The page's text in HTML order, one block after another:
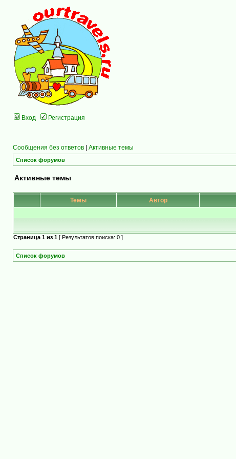
Вход Регистрация
Сообщения без ответов | Активные темы
Список форумов
Активные темы
Темы Автор
Страница 1 из 1 [ Результатов поиска: 0 ]
Список форумов